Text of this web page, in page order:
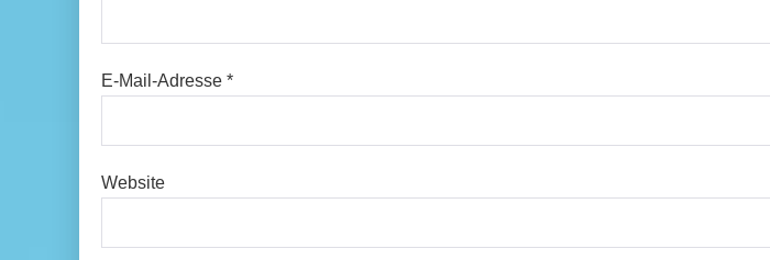
E-Mail-Adresse *
Website